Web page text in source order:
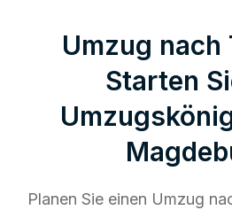
Umzug nach
Starten
Planen Sie einen Umzug